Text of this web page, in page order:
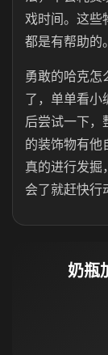
戏时间。这些
都是有帮助的。
勇敢的哈克怎
了，单单看小
后尝试一下，
的装饰物有他
真的进行发掘
会了就赶快行
奶瓶